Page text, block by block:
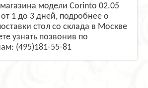
модели Corinto 02.05
1 до 3 дней, подробнее о
стол со склада в Москве
узнать позвонив по
(495)181-55-81